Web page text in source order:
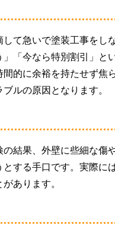
て急いで塗装工事をし
「今なら特別割引」と
的に余裕を持たせず焦
ルの原因となります。
結果、外壁に些細な傷
する手口です。実際には
あります。